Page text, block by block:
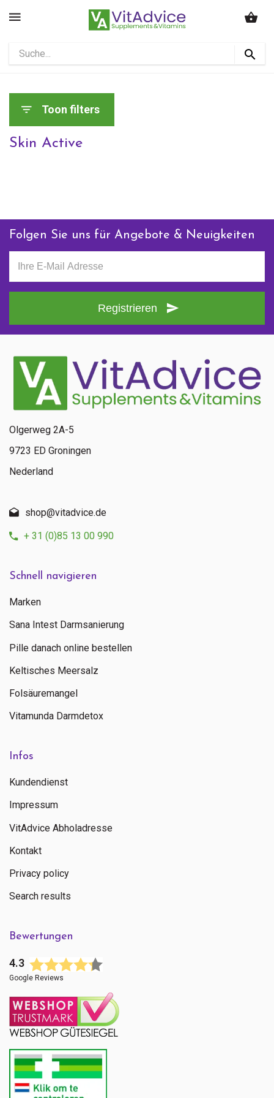
Toon filters
Skin Active
Folgen Sie uns für Angebote & Neuigkeiten
Registrieren
Schnell navigieren
Marken
Sana Intest Darmsanierung
Pille danach online bestellen
Keltisches Meersalz
Folsäuremangel
Vitamunda Darmdetox
Infos
Kundendienst
Impressum
VitAdvice Abholadresse
Kontakt
Privacy policy
Search results
Bewertungen
4.3
Google Reviews
Olgerweg 2A-5
9723 ED Groningen
Nederland
shop@vitadvice.de
+ 31 (0)85 13 00 990